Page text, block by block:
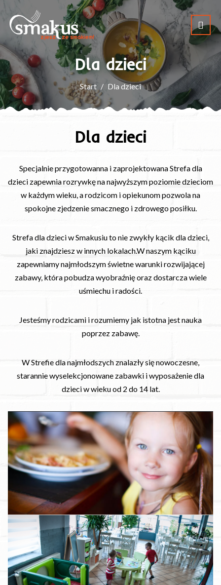
Dla dzieci
Start Dla dzieci
Dla dzieci
Specjalnie przygotowanna i zaprojektowana Strefa dla
dzieci zapewnia rozrywkę na najwyższym poziomie dzieciom
w każdym wieku, a rodzicom i opiekunom pozwola na
spokojne zjedzenie smacznego i zdrowego posiłku.
Strefa dla dzieci w Smakusiu to nie zwykły kącik dla dzieci,
jaki znajdziesz w innych lokalach.W naszym kąciku
zapewniamy najmłodszym świetne warunki rozwijającej
zabawy, która pobudza wyobraźnię oraz dostarcza wiele
uśmiechu i radości.
Jesteśmy rodzicami i rozumiemy jak istotna jest nauka
poprzez zabawę.
W Strefie dla najmłodszych znalazły się nowoczesne,
starannie wyselekcjonowane zabawki i wyposażenie dla
dzieci w wieku od 2 do 14 lat.